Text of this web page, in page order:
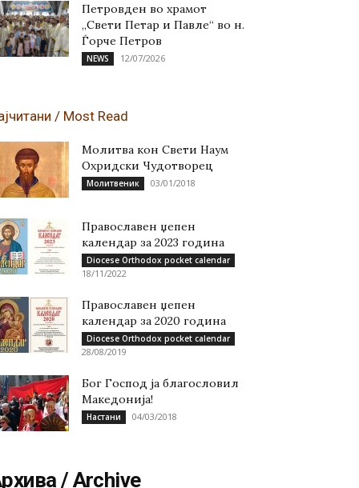
Петровден во храмот
„Свети Петар и Павле“ во н.
Ѓорче Петров
NEWS 12/07/2026
/ Most Read
Молитва кон Свети Наум
Охридски Чудотворец
Молитвеник 03/01/2018
Православен џепен
календар за 2023 година
Diocese Orthodox pocket calendar
18/11/2022
Православен џепен
календар за 2020 година
Diocese Orthodox pocket calendar
28/08/2019
Бог Господ ја благословил
Македонија!
Настани 04/03/2018
/ Archive